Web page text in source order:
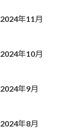
2024年11月
2024年10月
2024年9月
2024年8月